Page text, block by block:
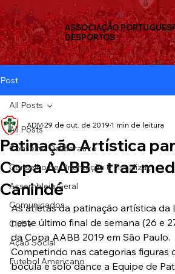
ASSOCIAÇÃO
DESPORTOS
Post
All Posts
Conselho Deliberativo
Conselho de Orientação e Fiscalizaç
Assembleia Geral
Comunicados
Clube
Ação Social
Futebol Americano
All Posts
Patinação Artística
Copa AABB e traz
Canindé
ADM 29 de out. de 2019 1 min de leitura
As atletas da patinação artística da
neste último final de semana (26 e
da Copa AABB 2019 em São Paulo.
Competindo nas categorias figuras
bocula e solo dance a Equipe de